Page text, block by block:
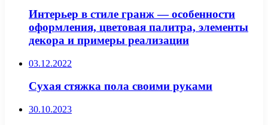
Интерьер в стиле гранж — особенности
оформления, цветовая палитра, элементы
декора и примеры реализации
03.12.2022
Сухая стяжка пола своими руками
30.10.2023